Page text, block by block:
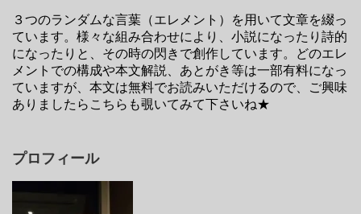
３つのランダムな言葉（エレメント）を用いて文章を綴っ
ています。様々な組み合わせにより、小説になったり詩的
になったりと、その時の閃きで創作しています。どのエレ
メントでの構成や本文解説、あとがき等は一部有料になっ
ていますが、本文は無料でお読みいただけるので、ご興味
ありましたらこちらも覗いてみて下さいね★
プロフィール